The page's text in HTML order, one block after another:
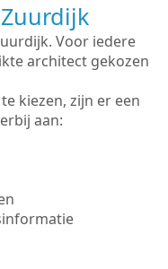
Voor iedere
architect gekozen
kiezen, zijn er een
aan: